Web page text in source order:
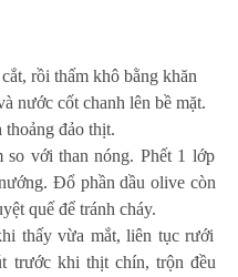
rồi thấm khô bằng khăn
nước cốt chanh lên bề mặt.
đảo thịt.
với than nóng. Phết 1 lớp
Đổ phần dầu olive còn
quế để tránh cháy.
thấy vừa mắt, liên tục rưới
trước khi thịt chín, trộn đều